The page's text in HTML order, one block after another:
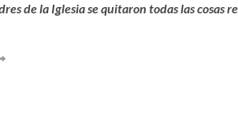
de la Iglesia se quitaron todas las cosas